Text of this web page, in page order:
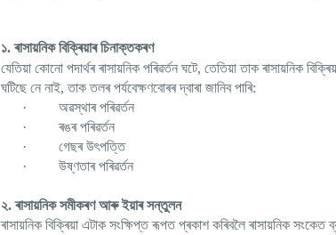
১. ৰাসায়নিক বিক্ৰিয়াৰ চিনাক্তকৰণ
যেতিয়া কোনো পদাৰ্থৰ ৰাসায়নিক পৰিৱৰ্তন ঘটে, তেতিয়া তাক ৰাসায়নিক
ঘটিছে নে নাই,তাক তলৰ পৰ্যবেক্ষণবোৰৰ দ্বাৰা জানিব পাৰি:
·
অৱস্থাৰ পৰিৱৰ্তন
·
ৰঙৰ পৰিৱৰ্তন
·
গেছৰ উৎপত্তি
·
উষ্ণতাৰ পৰিৱৰ্তন
২. ৰাসায়নিক সমীকৰণ আৰু ইয়াৰ সন্তুলন
ৰাসায়নিক বিক্ৰিয়া এটাক সংক্ষিপ্ত ৰূপত প্ৰকাশ কৰিবলৈ ৰাসায়নিক সংকেত